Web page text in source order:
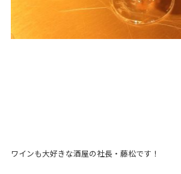
ワインも大好きな酒屋の社長・藤松です！